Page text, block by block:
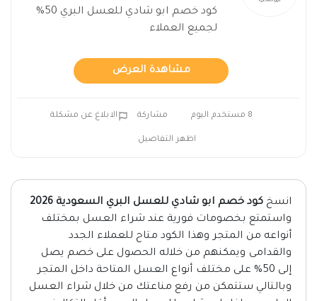
كود خصم ابو شادي للعسل البري 50%
لجميع العملاء
مشاهدة العرض
8 مستخدم اليوم مشاركة الابلاغ عن مشكلة
اظهر التفاصيل
انسخ كود خصم ابو شادي للعسل البري السعودية 2026
واستمتع بخصومات فورية عند شراء العسل بمختلف
أنواعه من المتجر وهذا الكود متاح للعملاء الجدد
والقدامى ويمكنهم من خلاله الحصول على خصم يصل
إلى 50% على مختلف أنواع العسل المتاحة داخل المتجر
وبالتالي ستتمكن من رفع مناعتك من خلال شراء العسل